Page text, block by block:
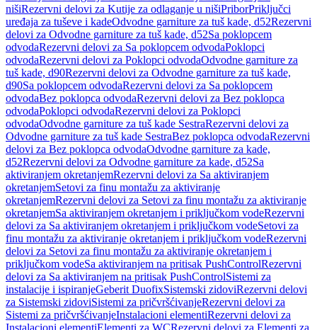
nišiRezervni delovi za Kutije za odlaganje u nišiPriborPriključci
uređaja za tuševe i kadeOdvodne garniture za tuš kade, d52Rezervni
delovi za Odvodne garniture za tuš kade, d52Sa poklopcem
odvodaRezervni delovi za Sa poklopcem odvodaPoklopci
odvodaRezervni delovi za Poklopci odvodaOdvodne garniture za
tuš kade, d90Rezervni delovi za Odvodne garniture za tuš kade,
d90Sa poklopcem odvodaRezervni delovi za Sa poklopcem
odvodaBez poklopca odvodaRezervni delovi za Bez poklopca
odvodaPoklopci odvodaRezervni delovi za Poklopci
odvodaOdvodne garniture za tuš kade SestraRezervni delovi za
Odvodne garniture za tuš kade SestraBez poklopca odvodaRezervni
delovi za Bez poklopca odvodaOdvodne garniture za kade,
d52Rezervni delovi za Odvodne garniture za kade, d52Sa
aktiviranjem okretanjemRezervni delovi za Sa aktiviranjem
okretanjemSetovi za finu montažu za aktiviranje
okretanjemRezervni delovi za Setovi za finu montažu za aktiviranje
okretanjemSa aktiviranjem okretanjem i priključkom vodeRezervni
delovi za Sa aktiviranjem okretanjem i priključkom vodeSetovi za
finu montažu za aktiviranje okretanjem i priključkom vodeRezervni
delovi za Setovi za finu montažu za aktiviranje okretanjem i
priključkom vodeSa aktiviranjem na pritisak PushControlRezervni
delovi za Sa aktiviranjem na pritisak PushControlSistemi za
instalacije i ispiranjeGeberit DuofixSistemski zidoviRezervni delovi
za Sistemski zidoviSistemi za pričvršćivanjeRezervni delovi za
Sistemi za pričvršćivanjeInstalacioni elementiRezervni delovi za
Instalacioni elementiElementi za WCRezervni delovi za Elementi za